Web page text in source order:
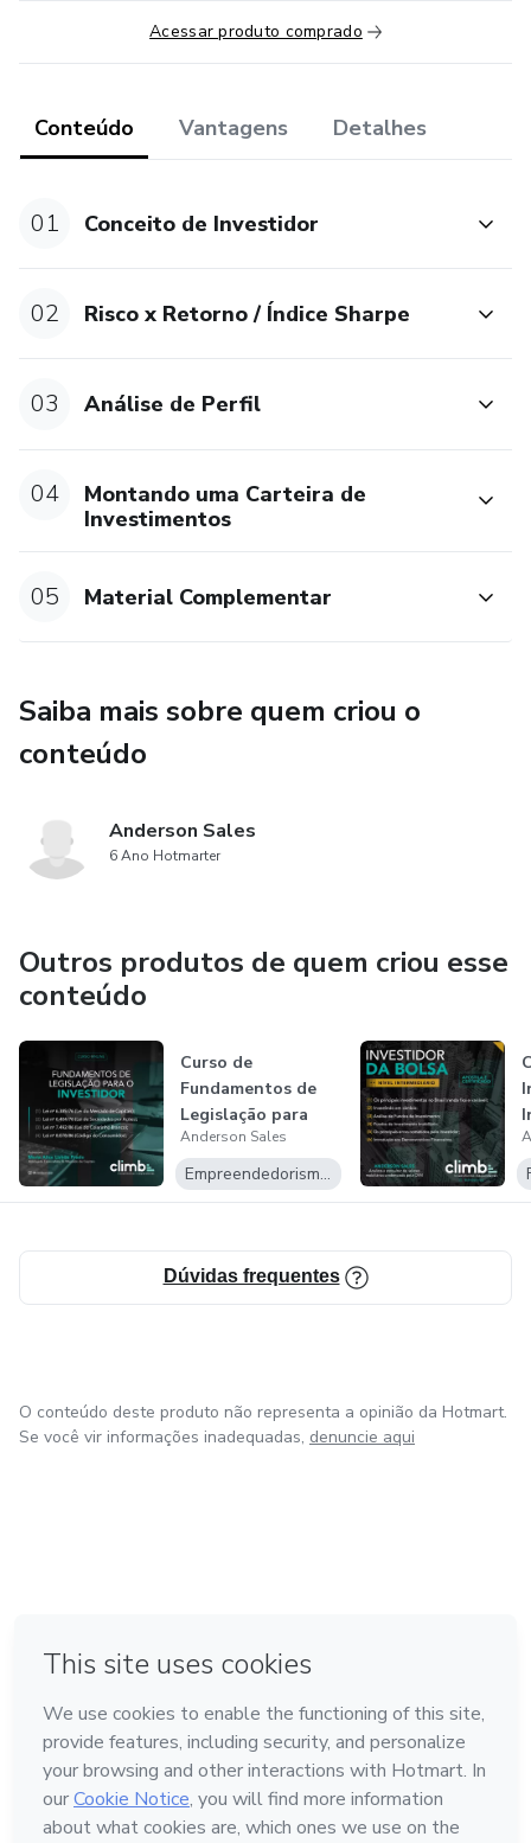
Acessar produto comprado
Conteúdo Vantagens Detalhes
01 Conceito de Investidor
02 Risco x Retorno / Índice Sharpe
03 Análise de Perfil
04
Montando uma Carteira de
Investimentos
05 Material Complementar
Saiba mais sobre quem criou o
conteúdo
Anderson Sales
6 Ano Hotmarter
Outros produtos de quem criou esse
conteúdo
Curso de
Fundamentos de
Legislação para
Investidores
Anderson Sales
Empreendedorismo Digital
Dúvidas frequentes
O conteúdo deste produto não representa a opinião da Hotmart.
Se você vir informações inadequadas, denuncie aqui
Feito com ❤ em Bogotá
Conheça a Hotmart